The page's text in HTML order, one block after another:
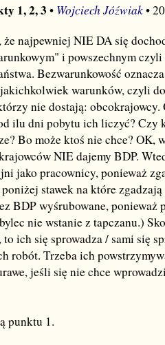
1, 2, 3 • Wojciech Jóźwiak•
najpewniej NIE DA się
i powszechnym
Bezwarunkowość
warunków, czyli
nie dostają: obcokrajowcy.
ilu dni pobytu ich liczyć? Czy
Bo może ktoś nie chce? OK,
NIE dajemy BDP.
jako pracownicy, ponieważ
stawek na które
BDP wyśrubowane, ponieważ
nie wstanie z tapczanu.)
ich się sprowadza / sami się
robót. Trzeba ich
jeśli się nie chce
punktu 1.